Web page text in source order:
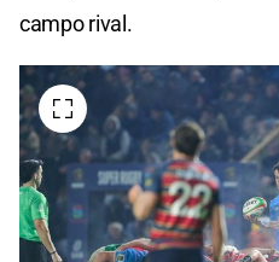
campo rival.